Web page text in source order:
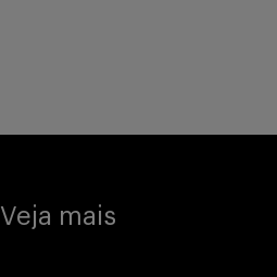
Veja mais